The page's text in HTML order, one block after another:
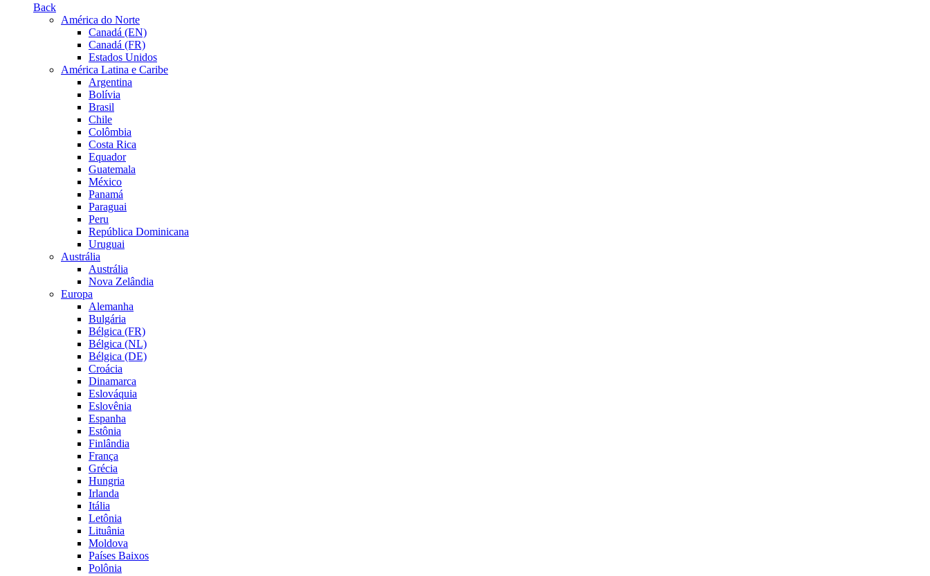
Back
América do Norte
Canadá (EN)
Canadá (FR)
Estados Unidos
América Latina e Caribe
Argentina
Bolívia
Brasil
Chile
Colômbia
Costa Rica
Equador
Guatemala
México
Panamá
Paraguai
Peru
República Dominicana
Uruguai
Austrália
Austrália
Nova Zelândia
Europa
Alemanha
Bulgária
Bélgica (FR)
Bélgica (NL)
Bélgica (DE)
Croácia
Dinamarca
Eslováquia
Eslovênia
Espanha
Estônia
Finlândia
França
Grécia
Hungria
Irlanda
Itália
Letônia
Lituânia
Moldova
Países Baixos
Polônia